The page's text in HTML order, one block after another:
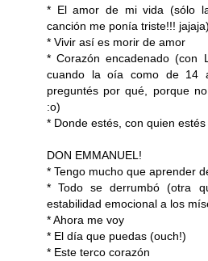
* El amor de mi vida (sólo
canción me ponía triste!!! jajaja)
* Vivir así es morir de amor
* Corazón encadenado (con
cuando la oía como de 14
preguntés por qué, porque
:o)
* Donde estés, con quien estés
DON EMMANUEL!
* Tengo mucho que aprender
* Todo se derrumbó (otra
estabilidad emocional a los
* Ahora me voy
* El día que puedas (ouch!)
* Este terco corazón